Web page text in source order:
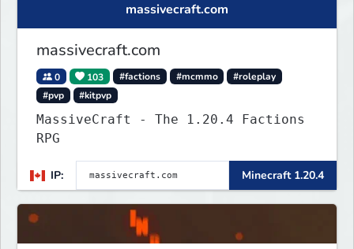
massivecraft.com
massivecraft.com
0 103 #factions #mcmmo
#roleplay
#pvp
#kitpvp
MassiveCraft - The 1.20.4 Factions
RPG
IP: Minecraft 1.20.4